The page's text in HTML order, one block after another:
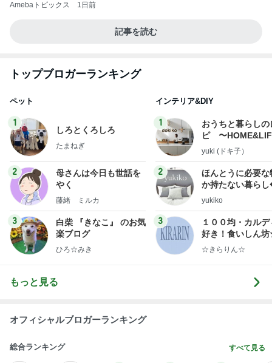
Amebaトピックス 1日前
記事を読む
トップブロガーランキング
ペット
1
しろとくろしろ
たまねぎ
2
母さんは今日も世話を
やく
藤緒 ミルカ
3
白柴 『きなこ』 のお気
楽ブログ
ひろ☆みき
インテリア&DIY
1
おうちと暮らしの
ピ 〜
yuki (ドキ子）
2
ほんとうに必要な
か持たない暮ら
ep Life Simple◆
yukiko
3
１００均・カルデ
好き！食いしん
らりん☆のブログ
☆きらりん☆
もっと見る
オフィシャルブロガーランキング
総合ランキング すべて見る